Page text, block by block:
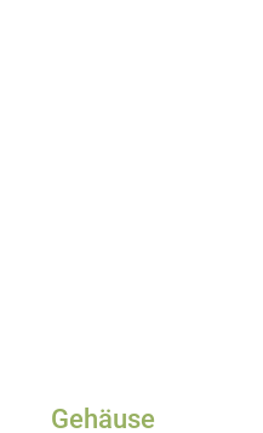
Gehäuse